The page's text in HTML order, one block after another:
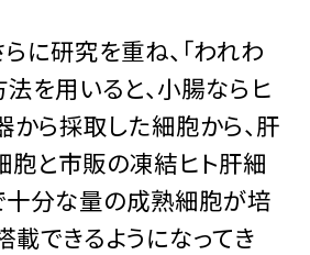
に研究を重ね、「われわ
を用いると、小腸ならヒ
から採取した細胞から、肝
胞と市販の凍結ヒト肝細
十分な量の成熟細胞が培
載できるようになってき